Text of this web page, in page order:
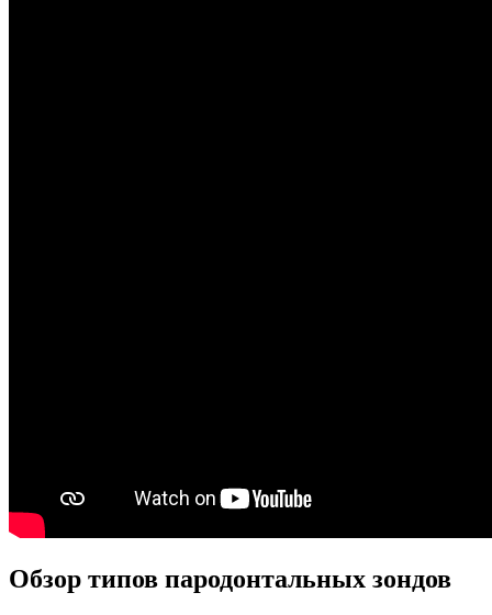
Обзор типов пародонтальных зондов